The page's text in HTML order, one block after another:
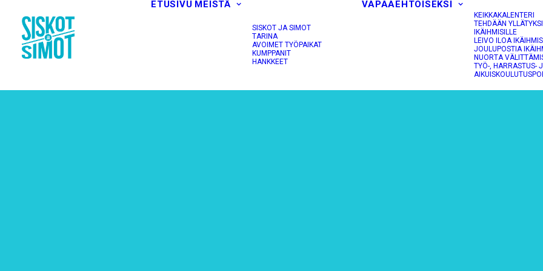
ETUSIVU MEISTÄ
SISKOT JA SIMOT
TARINA
AVOIMET TYÖPAIKAT
KUMPPANIT
HANKKEET
VAPAAEHTOISEKSI
KEIKKAKALENTERI
TEHDÄÄN
IKÄIHMISILLE
LEIVO ILOA
JOULUPOSTIA
NUORTA
TYÖ-, HARRASTUS-